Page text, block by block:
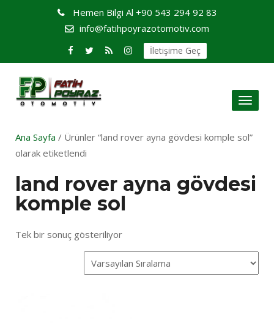
Hemen Bilgi Al +90 543 294 92 83
info@fatihpoyrazotomotiv.com
İletişime Geç
Toggle
Ana Sayfa / Ürünler “land rover ayna gövdesi komple sol”
olarak etiketlendi
land rover ayna gövdesi
komple sol
Tek bir sonuç gösteriliyor